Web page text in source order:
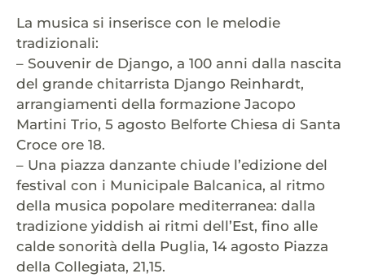
La musica si inserisce con le melodie
tradizionali:
– Souvenir de Django, a 100 anni dalla nascita
del grande chitarrista Django Reinhardt,
arrangiamenti della formazione Jacopo
Martini Trio, 5 agosto Belforte Chiesa di Santa
Croce ore 18.
– Una piazza danzante chiude l’edizione del
festival con i Municipale Balcanica, al ritmo
della musica popolare mediterranea: dalla
tradizione yiddish ai ritmi dell’Est, fino alle
calde sonorità della Puglia, 14 agosto Piazza
della Collegiata, 21,15.